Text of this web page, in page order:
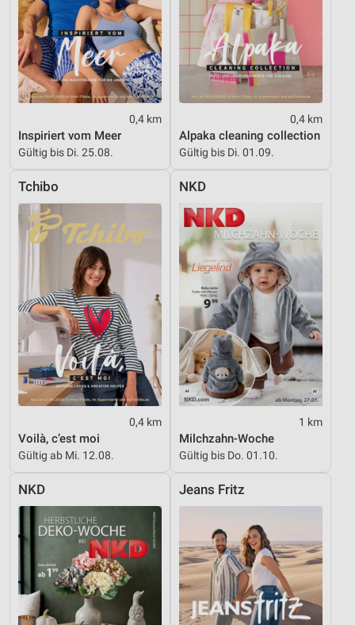
0,4 km
Inspiriert vom Meer
Gültig bis Di. 25.08.
0,4 km
Alpaka cleaning collection
Gültig bis Di. 01.09.
Tchibo
0,4 km
Voilà, c’est moi
Gültig ab Mi. 12.08.
NKD
1 km
Milchzahn-Woche
Gültig bis Do. 01.10.
NKD Jeans Fritz
Performance
Funktional
Werbung